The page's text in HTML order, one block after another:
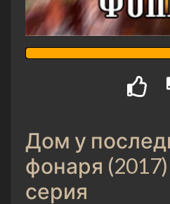
Дом у
фонаря
серия